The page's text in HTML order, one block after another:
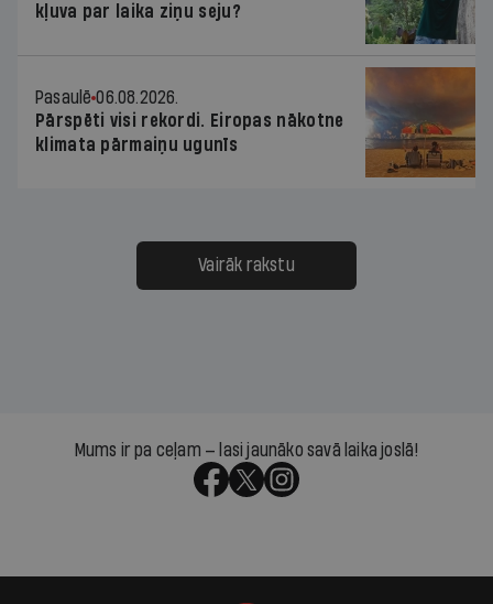
kļuva par laika ziņu seju?
Pasaulē 06.08.2026.
Pārspēti visi rekordi. Eiropas nākotne
klimata pārmaiņu ugunīs
Vairāk rakstu
Mums ir pa ceļam — lasi jaunāko savā laika joslā!